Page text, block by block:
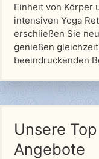
Einheit von Körper
intensiven Yoga
erschließen Sie
genießen
beeindruckenden
Unsere
Angebote